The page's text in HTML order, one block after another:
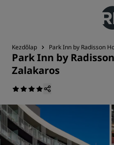
Kezdőlap Park Inn by Radisson
Park Inn by
Zalakaros